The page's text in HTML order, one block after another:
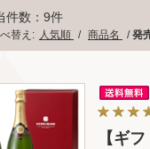
件数：9件
替え: 人気順 / 商品名 /発
【ギ